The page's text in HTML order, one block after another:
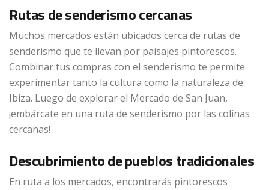
Rutas de senderismo cercanas
Muchos mercados están ubicados cerca de rutas de
senderismo que te llevan por paisajes pintorescos.
Combinar tus compras con el senderismo te permite
experimentar tanto la cultura como la naturaleza de
Ibiza. Luego de explorar el Mercado de San Juan,
¡embárcate en una ruta de senderismo por las colinas
cercanas!
Descubrimiento de pueblos tradicionales
En ruta a los mercados, encontrarás pintorescos